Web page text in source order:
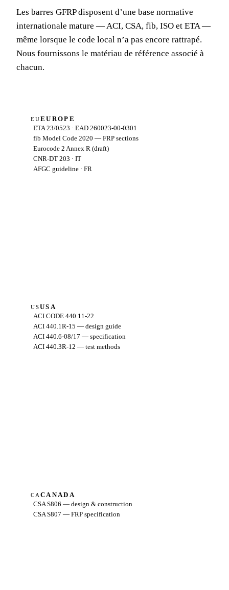
Les barres GFRP disposent d’une base normative
internationale mature — ACI, CSA, fib, ISO et ETA —
même lorsque le code local n’a pas encore rattrapé.
Nous fournissons le matériau de référence associé à
chacun.
EUEUROPE
ETA 23/0523 · EAD 260023-00-0301
fib Model Code 2020 — FRP sections
Eurocode 2 Annex R (draft)
CNR-DT 203 · IT
AFGC guideline · FR
USUSA
ACI CODE 440.11-22
ACI 440.1R-15 — design guide
ACI 440.6-08/17 — specification
ACI 440.3R-12 — test methods
CA CANADA
CSA S806 — design & construction
CSA S807 — FRP specification